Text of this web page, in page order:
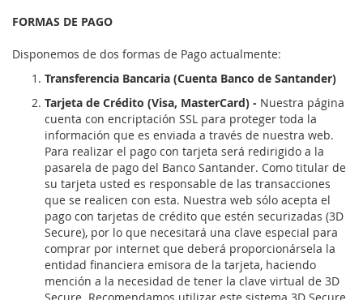
FORMAS DE PAGO
Disponemos de dos formas de Pago actualmente:
Transferencia Bancaria (Cuenta Banco de Santander)
Tarjeta de Crédito (Visa, MasterCard) - Nuestra página
cuenta con encriptación SSL para proteger toda la
información que es enviada a través de nuestra web.
Para realizar el pago con tarjeta será redirigido a la
pasarela de pago del Banco Santander. Como titular de
su tarjeta usted es responsable de las transacciones
que se realicen con esta. Nuestra web sólo acepta el
pago con tarjetas de crédito que estén securizadas (3D
Secure), por lo que necesitará una clave especial para
comprar por internet que deberá proporcionársela la
entidad financiera emisora de la tarjeta, haciendo
mención a la necesidad de tener la clave virtual de 3D